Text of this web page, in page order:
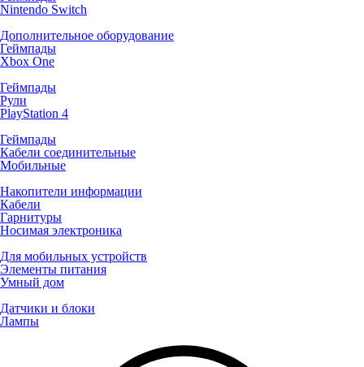
Nintendo Switch
Дополнительное оборудование
Геймпады
Xbox One
Геймпады
Рули
PlayStation 4
Геймпады
Кабели соединительные
Мобильные
Накопители информации
Кабели
Гарнитуры
Носимая электроника
Для мобильных устройств
Элементы питания
Умный дом
Датчики и блоки
Лампы